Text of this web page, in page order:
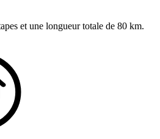
et une longueur totale de 80 km.